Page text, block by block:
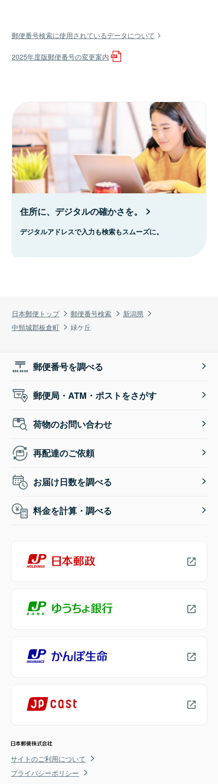
日本郵便トップ 郵便番号検索
新潟県
中頸城郡板倉町
緑ケ丘
郵便番号検索に使用されているデータについて
2025年度版郵便番号の変更案内
住所に、デジタルの確かさを。
デジタルアドレスで入力も検索もスムーズに。
郵便番号を調べる
郵便局・ATM・ポストをさがす
荷物のお問い合わせ
再配達のご依頼
お届け日数を調べる
料金を計算・調べる
サイトのご利用について
プライバシーポリシー